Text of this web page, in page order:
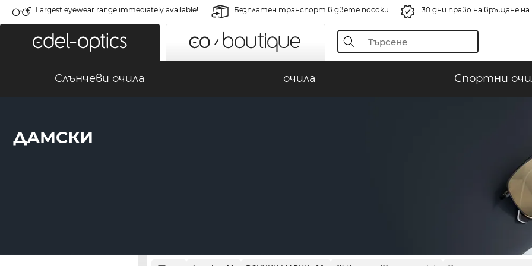
Largest eyewear range immediately available! Безплатен транспорт в двете посоки 30 дни право на връщане
Слънчеви очила очила Спортни
ДАМСКИ